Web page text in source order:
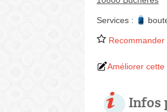
Services :
Recommander
Améliorer cette
Infos